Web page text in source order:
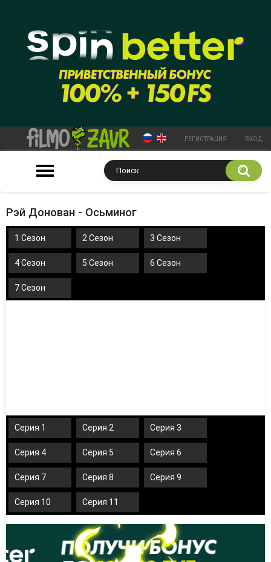
РЕГИСТРАЦИЯ ВХОД
Рэй Донован - Осьминог
1 Сезон 2 Сезон 3 Сезон
4 Сезон 5 Сезон 6 Сезон
7 Сезон
Серия 1 Серия 2 Серия 3
Серия 4 Серия 5 Серия 6
Серия 7 Серия 8 Серия 9
Серия 10 Серия 11